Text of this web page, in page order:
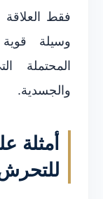
فقط العلاقة
وسيلة
المحتملة
والجسدية.
أمثلة
للتحرش